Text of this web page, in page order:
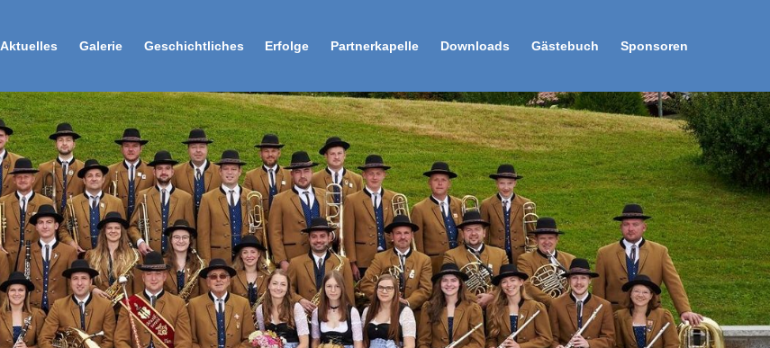
Aktuelles Galerie Geschichtliches Erfolge Partnerkapelle Downloads Gästebuch Sponsoren